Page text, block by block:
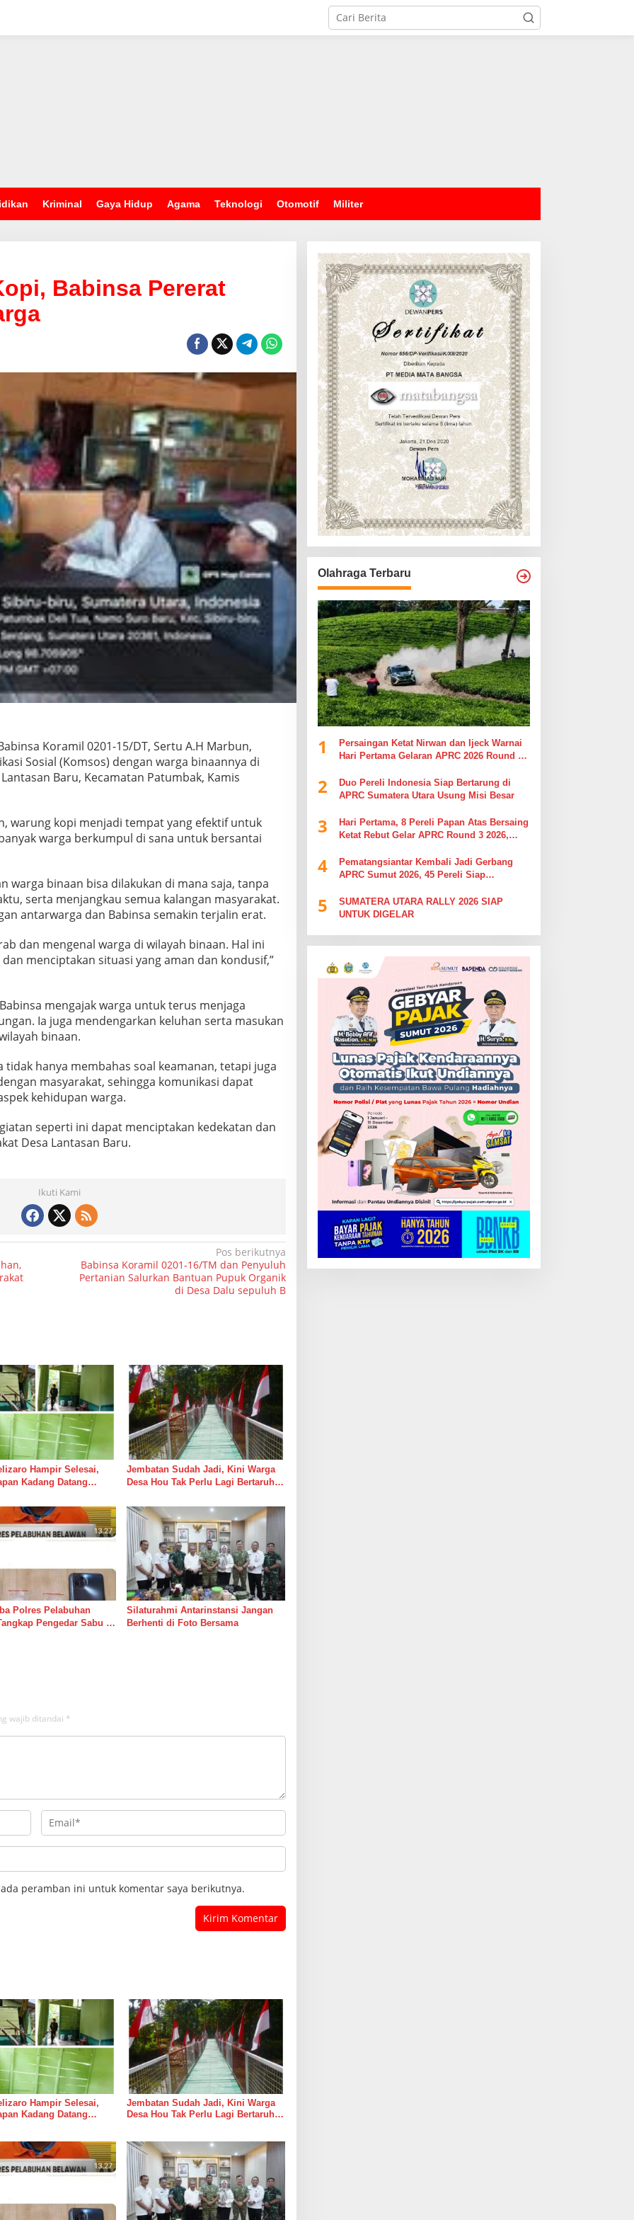
Kriminal Gaya Hidup Agama Teknologi Otomotif Militer
Babinsa Pererat
Koramil 0201-15/DT, Sertu A.H Marbun,
Sosial (Komsos) dengan warga binaannya di
Baru, Kecamatan Patumbak, Kamis
warung kopi menjadi tempat yang efektif untuk
warga berkumpul di sana untuk bersantai
warga binaan bisa dilakukan di mana saja, tanpa
serta menjangkau semua kalangan masyarakat.
antarwarga dan Babinsa semakin terjalin erat.
dan mengenal warga di wilayah binaan. Hal ini
menciptakan situasi yang aman dan kondusif,”
mengajak warga untuk terus menjaga
Ia juga mendengarkan keluhan serta masukan
binaan.
tidak hanya membahas soal keamanan, tetapi juga
masyarakat, sehingga komunikasi dapat
kehidupan warga.
seperti ini dapat menciptakan kedekatan dan
Desa Lantasan Baru.
Ikuti Kami
Pos berikutnya
Babinsa Koramil 0201-16/TM dan Penyuluh
Pertanian Salurkan Bantuan Pupuk Organik
di Desa Dalu sepuluh B
Hampir Selesai,
Kadang Datang
Jembatan Sudah Jadi, Kini Warga
Desa Hou Tak Perlu Lagi Bertaruh
Polres Pelabuhan
Pengedar Sabu di
Silaturahmi Antarinstansi Jangan
Berhenti di Foto Bersama
wajib ditandai *
peramban ini untuk komentar saya berikutnya.
Hampir Selesai,
Kadang Datang
Jembatan Sudah Jadi, Kini Warga
Desa Hou Tak Perlu Lagi Bertaruh
Olahraga Terbaru
1
Persaingan Ketat Nirwan dan Ijeck Warnai
Hari Pertama Gelaran APRC 2026 Round 3
2
Duo Pereli Indonesia Siap Bertarung di
APRC Sumatera Utara Usung Misi Besar
3
Hari Pertama, 8 Pereli Papan Atas Bersaing
Ketat Rebut Gelar APRC Round 3 2026,
4
Pematangsiantar Kembali Jadi Gerbang
APRC Sumut 2026, 45 Pereli Siap
Kabupaten Simalungun
5
SUMATERA UTARA RALLY 2026 SIAP
UNTUK DIGELAR